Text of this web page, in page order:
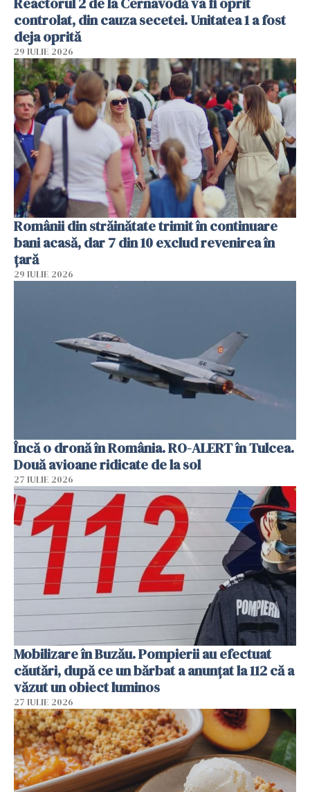
controlat, din cauza secetei. Unitatea 1 a fost
deja oprită
29 IULIE 2026
Românii din străinătate trimit în continuare
bani acasă, dar 7 din 10 exclud revenirea în
țară
29 IULIE 2026
Încă o dronă în România. RO-ALERT în Tulcea.
Două avioane ridicate de la sol
27 IULIE 2026
Mobilizare în Buzău. Pompierii au efectuat
căutări, după ce un bărbat a anunțat la 112 că a
văzut un obiect luminos
27 IULIE 2026